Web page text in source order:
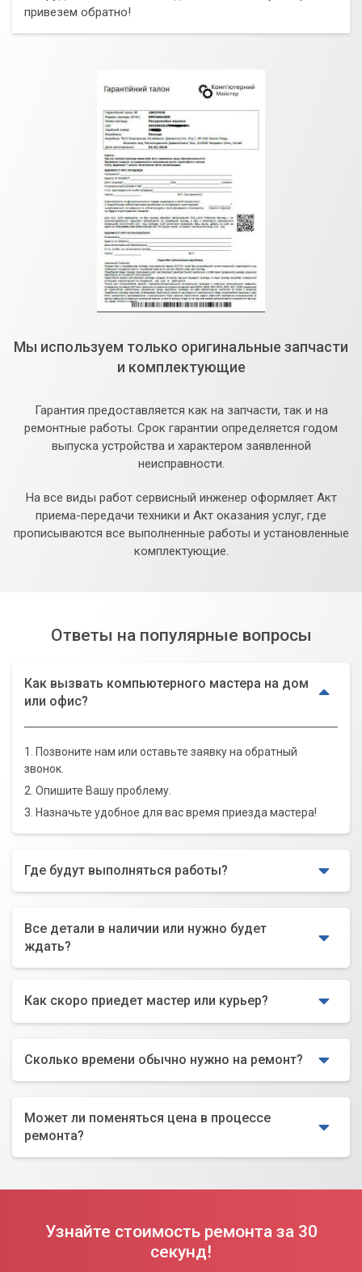
привезем обратно!
Мы используем только оригинальные запчасти
и комплектующие
Гарантия предоставляется как на запчасти, так и на
ремонтные работы. Срок гарантии определяется годом
выпуска устройства и характером заявленной
неисправности.
На все виды работ сервисный инженер оформляет Акт
приема-передачи техники и Акт оказания услуг, где
прописываются все выполненные работы и установленные
комплектующие.
Ответы на популярные вопросы
Как вызвать компьютерного мастера на дом
или офис?
1. Позвоните нам или оставьте заявку на обратный
звонок.
2. Опишите Вашу проблему.
3. Назначьте удобное для вас время приезда мастера!
Где будут выполняться работы?
Все детали в наличии или нужно будет
ждать?
Как скоро приедет мастер или курьер?
Сколько времени обычно нужно на ремонт?
Может ли поменяться цена в процессе
ремонта?
Узнайте стоимость ремонта за 30
секунд!